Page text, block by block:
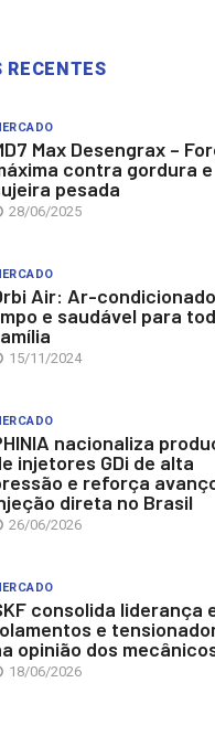
RECENTES
Max Desengrax –
contra gordura e
pesada
28/06/2025
Air: Ar-condicionado
e saudável para
15/11/2024
nacionaliza
injetores GDi de alta
e reforça
direta no Brasil
26/06/2026
consolida liderança
e
opinião dos
18/06/2026